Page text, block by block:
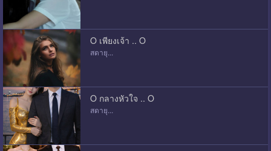
O เพียงเจ้า .. O
สดายุ...
O กลางหัวใจ .. O
สดายุ...